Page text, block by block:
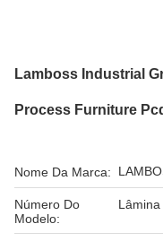
Lamboss Industrial
Process Furniture
Nome Da Marca:
Número Do
Modelo: